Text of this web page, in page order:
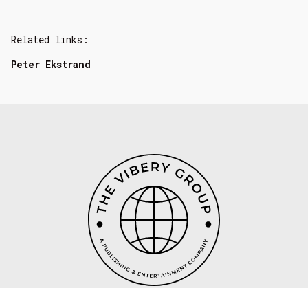
Related links:
Peter Ekstrand